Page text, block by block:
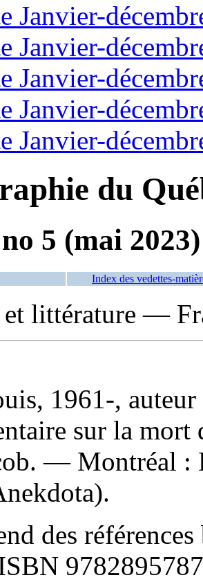
Janvier-
Janvier-
Janvier-
Janvier-
Janvier-
du
5 (mai 2023)
Index des vedettes-
et littérature —
1961-, auteur
sur la
— Montréal :
des